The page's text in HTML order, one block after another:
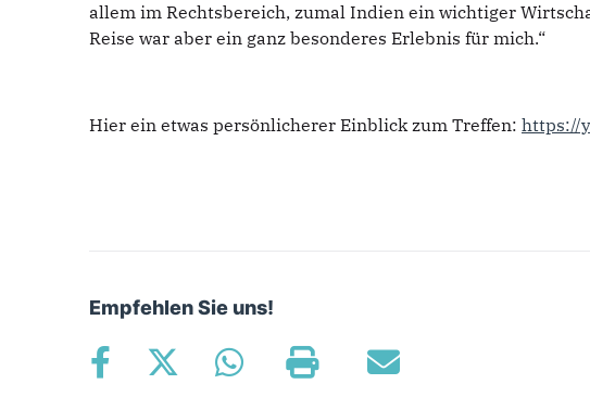
allem im Rechtsbereich, zumal Indien ein wichtiger
Reise war aber ein ganz besonderes Erlebnis für mich.“
Hier ein etwas persönlicherer Einblick zum Treffen: https://
Empfehlen Sie uns!